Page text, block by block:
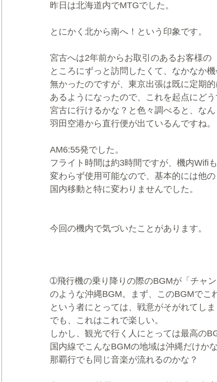
昨日は北海道内でMTGでした。
とにかく北から南へ！という印象です。
宮古へは2年前からお取引のあるお客様の
ところにずっと訪問したくて、なかなか
無かったのですが、東京出張は既に定期
あるようになったので、これを起点にど
宮古に行けるかな？と色々調べると、な
羽田空港から直行便が出ているんですね。
AM6:55発でした。
フライト時間は約3時間ですが、機内Wifiも
変わらず使用可能なので、基本的には他の
国内移動と特に変わりませんでした。
今回の機内で気づいたことがあります。
➀飛行機の乗り降りの際のBGMが「チャ
のような沖縄BGM。まず、このBGMでこ
という者にとっては、戦意がそがれてし
でも、これはこれで楽しい。
しかし、観光で行く人にとっては最高の
国内線でこんなBGMの地域は沖縄だけか
那覇行でも同じ音楽が流れるのかな？